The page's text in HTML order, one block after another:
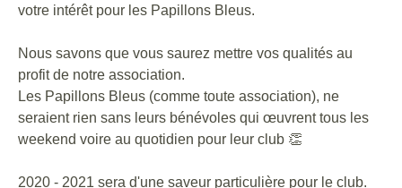
votre intérêt pour les Papillons Bleus.
Nous savons que vous saurez mettre vos qualités au
profit de notre association.
Les Papillons Bleus (comme toute association), ne
seraient rien sans leurs bénévoles qui œuvrent tous les
weekend voire au quotidien pour leur club 👏
2020 - 2021 sera d'une saveur particulière pour le club.